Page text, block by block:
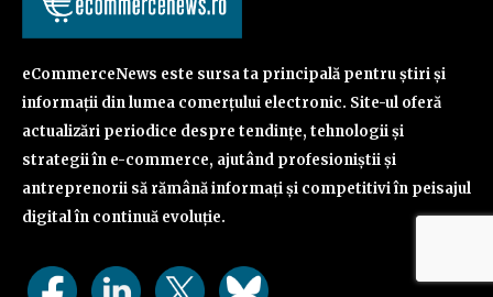
eCommerceNews este sursa ta principală pentru știri și
informații din lumea comerțului electronic. Site-ul oferă
actualizări periodice despre tendințe, tehnologii și
strategii în e-commerce, ajutând profesioniștii și
antreprenorii să rămână informați și competitivi în peisajul
digital în continuă evoluție.